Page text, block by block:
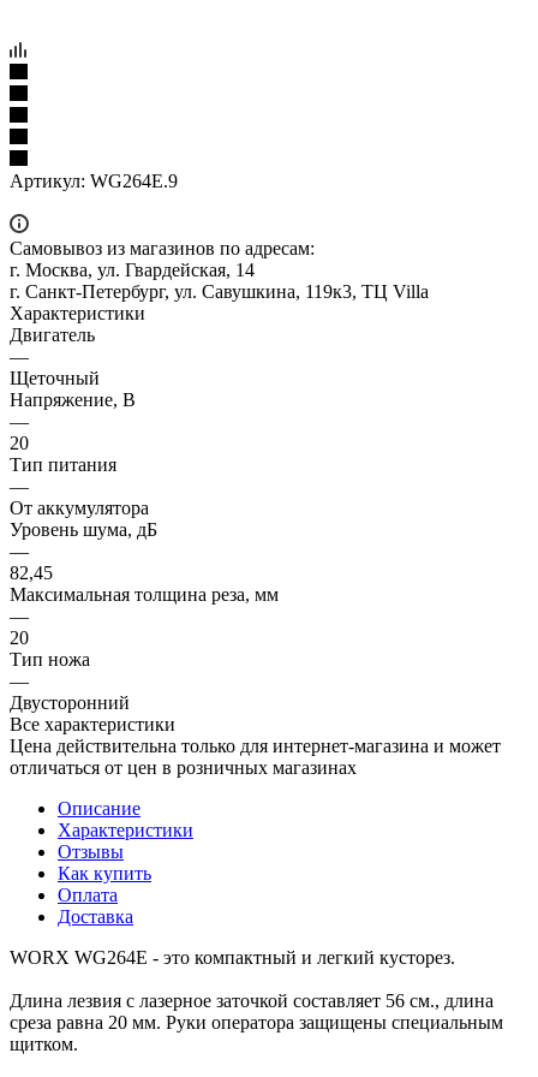
Артикул: WG264E.9
Самовывоз из магазинов по адресам:
г. Москва, ул. Гвардейская, 14
г. Санкт-Петербург, ул. Савушкина, 119к3, ТЦ Villa
Характеристики
Двигатель
—
Щеточный
Напряжение, В
—
20
Тип питания
—
От аккумулятора
Уровень шума, дБ
—
82,45
Максимальная толщина реза, мм
—
20
Тип ножа
—
Двусторонний
Все характеристики
Цена действительна только для интернет-магазина и может
отличаться от цен в розничных магазинах
Описание
Характеристики
Отзывы
Как купить
Оплата
Доставка
WORX WG264E - это компактный и легкий кусторез.
Длина лезвия с лазерное заточкой составляет 56 см., длина
среза равна 20 мм. Руки оператора защищены специальным
щитком.